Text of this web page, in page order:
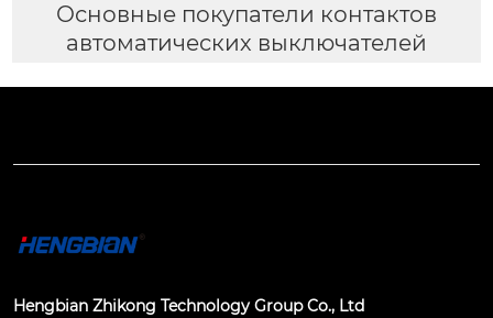
Основные покупатели контактов
автоматических выключателей
Hengbian Zhikong Technology Group Co., Ltd